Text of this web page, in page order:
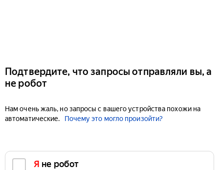
Подтвердите, что запросы отправляли вы, а
не робот
Нам очень жаль, но запросы с вашего устройства похожи на
автоматические.
Почему это могло произойти?
Я не робот